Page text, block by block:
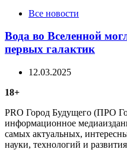
CategoriesВсе новости
Вода во Вселенной
первых галактик
12.03.2025
18+
PRO Город Будущего (ПРО
информационное
самых актуальных,
науки, технологий и